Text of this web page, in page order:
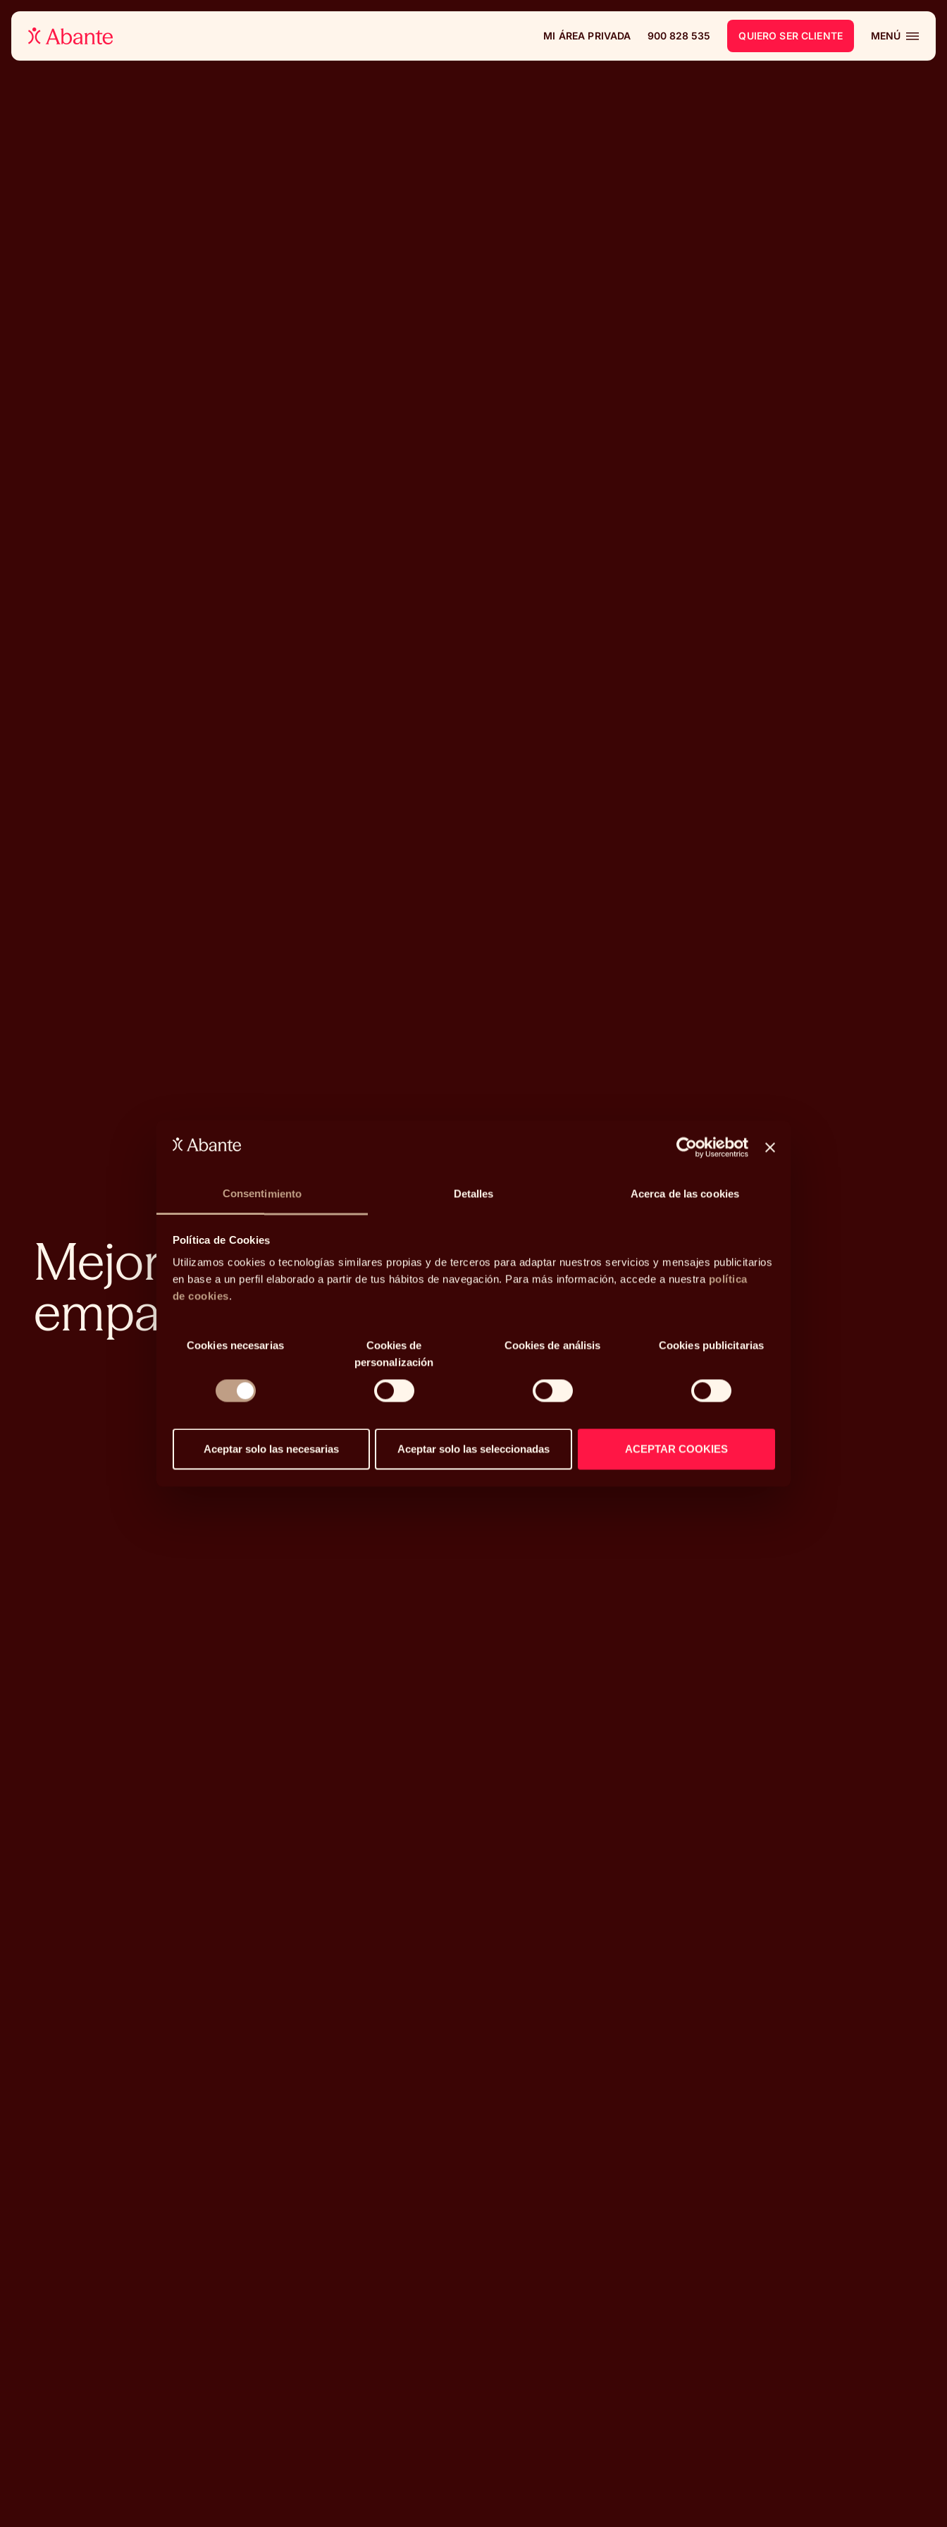
Consentimiento Detalles Acerca de las cookies
Política de Cookies
Utilizamos cookies o tecnologías similares propias y de terceros para adaptar nuestros servicios y mensajes publicitarios
en base a un perfil elaborado a partir de tus hábitos de navegación. Para más información, accede a nuestra política
de cookies.
Selección
Cookies necesarias
Cookies de
personalización
Cookies de análisis Cookies publicitarias
Aceptar solo las necesarias Aceptar solo las seleccionadas ACEPTAR COOKIES
MI ÁREA PRIVADA 900 828 535 QUIERO SER CLIENTE MENÚ
Mejora tu brecha de
empatía